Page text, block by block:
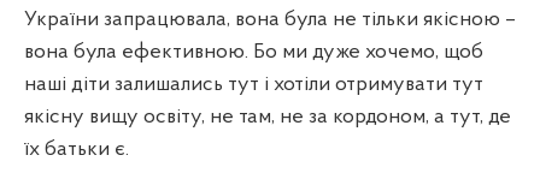
України запрацювала, вона була не тільки якісною –
вона була ефективною. Бо ми дуже хочемо, щоб
наші діти залишались тут і хотіли отримувати тут
якісну вищу освіту, не там, не за кордоном, а тут, де
їх батьки є.